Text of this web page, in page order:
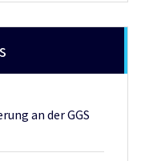
an der GGS